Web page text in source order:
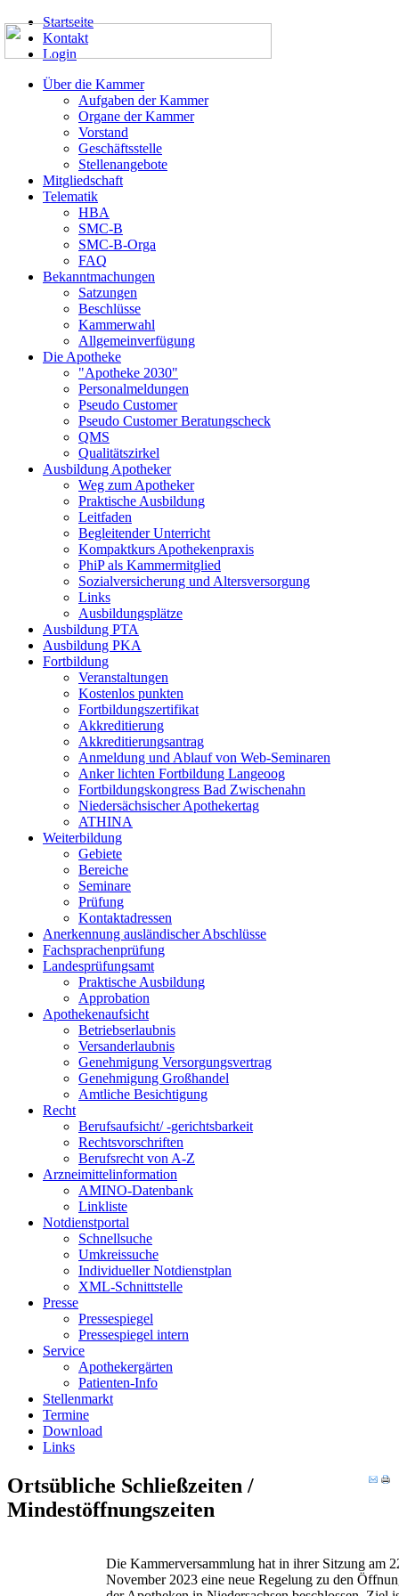
Startseite
Kontakt
Login
Über die Kammer
Aufgaben der Kammer
Organe der Kammer
Vorstand
Geschäftsstelle
Stellenangebote
Mitgliedschaft
Telematik
HBA
SMC-B
SMC-B-Orga
FAQ
Bekanntmachungen
Satzungen
Beschlüsse
Kammerwahl
Allgemeinverfügung
Die Apotheke
"Apotheke 2030"
Personalmeldungen
Pseudo Customer
Pseudo Customer Beratungscheck
QMS
Qualitätszirkel
Ausbildung Apotheker
Weg zum Apotheker
Praktische Ausbildung
Leitfaden
Begleitender Unterricht
Kompaktkurs Apothekenpraxis
PhiP als Kammermitglied
Sozialversicherung und Altersversorgung
Links
Ausbildungsplätze
Ausbildung PTA
Ausbildung PKA
Fortbildung
Veranstaltungen
Kostenlos punkten
Fortbildungszertifikat
Akkreditierung
Akkreditierungsantrag
Anmeldung und Ablauf von Web-Seminaren
Anker lichten Fortbildung Langeoog
Fortbildungskongress Bad Zwischenahn
Niedersächsischer Apothekertag
ATHINA
Weiterbildung
Gebiete
Bereiche
Seminare
Prüfung
Kontaktadressen
Anerkennung ausländischer Abschlüsse
Fachsprachenprüfung
Landesprüfungsamt
Praktische Ausbildung
Approbation
Apothekenaufsicht
Betriebserlaubnis
Versanderlaubnis
Genehmigung Versorgungsvertrag
Genehmigung Großhandel
Amtliche Besichtigung
Recht
Berufsaufsicht/ -gerichtsbarkeit
Rechtsvorschriften
Berufsrecht von A-Z
Arzneimittelinformation
AMINO-Datenbank
Linkliste
Notdienstportal
Schnellsuche
Umkreissuche
Individueller Notdienstplan
XML-Schnittstelle
Presse
Pressespiegel
Pressespiegel intern
Service
Apothekergärten
Patienten-Info
Stellenmarkt
Termine
Download
Links
Ortsübliche Schließzeiten /
Mindestöffnungszeiten
Die Kammerversammlung hat in ihrer Sitzung am
November 2023 eine neue Regelung zu den